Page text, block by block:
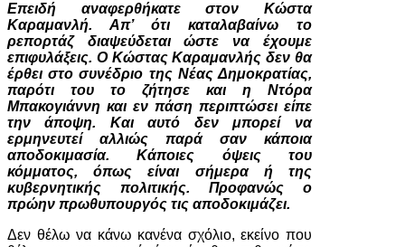
Επειδή αναφερθήκατε στον Κώστα
Καραμανλή. Απ’ ότι καταλαβαίνω το
ρεπορτάζ διαψεύδεται ώστε να έχουμε
επιφυλάξεις. Ο Κώστας Καραμανλής δεν θα
έρθει στο συνέδριο της Νέας Δημοκρατίας,
παρότι του το ζήτησε και η Ντόρα
Μπακογιάννη και εν πάση περιπτώσει είπε
την άποψη. Και αυτό δεν μπορεί να
ερμηνευτεί αλλιώς παρά σαν κάποια
αποδοκιμασία. Κάποιες όψεις του
κόμματος, όπως είναι σήμερα ή της
κυβερνητικής πολιτικής. Προφανώς ο
πρώην πρωθυπουργός τις αποδοκιμάζει.
Δεν θέλω να κάνω κανένα σχόλιο, εκείνο που